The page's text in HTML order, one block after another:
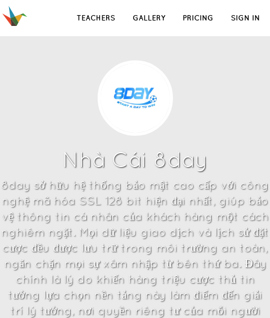
TEACHERS GALLERY PRICING SIGN IN
Nhà Cái 8day
8day sở hữu hệ thống bảo mật cao cấp với công
nghệ mã hóa SSL 128 bit hiện đại nhất, giúp bảo
vệ thông tin cá nhân của khách hàng một cách
nghiêm ngặt. Mọi dữ liệu giao dịch và lịch sử đặt
cược đều được lưu trữ trong môi trường an toàn,
ngăn chặn mọi sự xâm nhập từ bên thứ ba. Đây
chính là lý do khiến hàng triệu cược thủ tin
tưởng lựa chọn nền tảng này làm điểm đến giải
trí lý tưởng, nơi quyền riêng tư của mỗi người